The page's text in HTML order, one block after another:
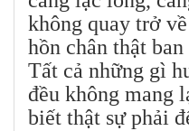
không quay trở
hồn chân thật
Tất cả những gì
đều không mang
biết thật sự phải